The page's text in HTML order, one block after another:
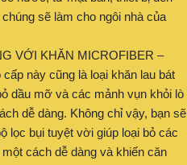
sẽ làm cho ngôi nhà của
VỚI KHĂN MICROFIBER –
này cũng là loại khăn lau bát
dầu mỡ và các mảnh vụn khỏi lò
dễ dàng. Không chỉ vậy, bạn sẽ
lọc bụi tuyệt vời giúp loại bỏ các
cách dễ dàng và khiến căn